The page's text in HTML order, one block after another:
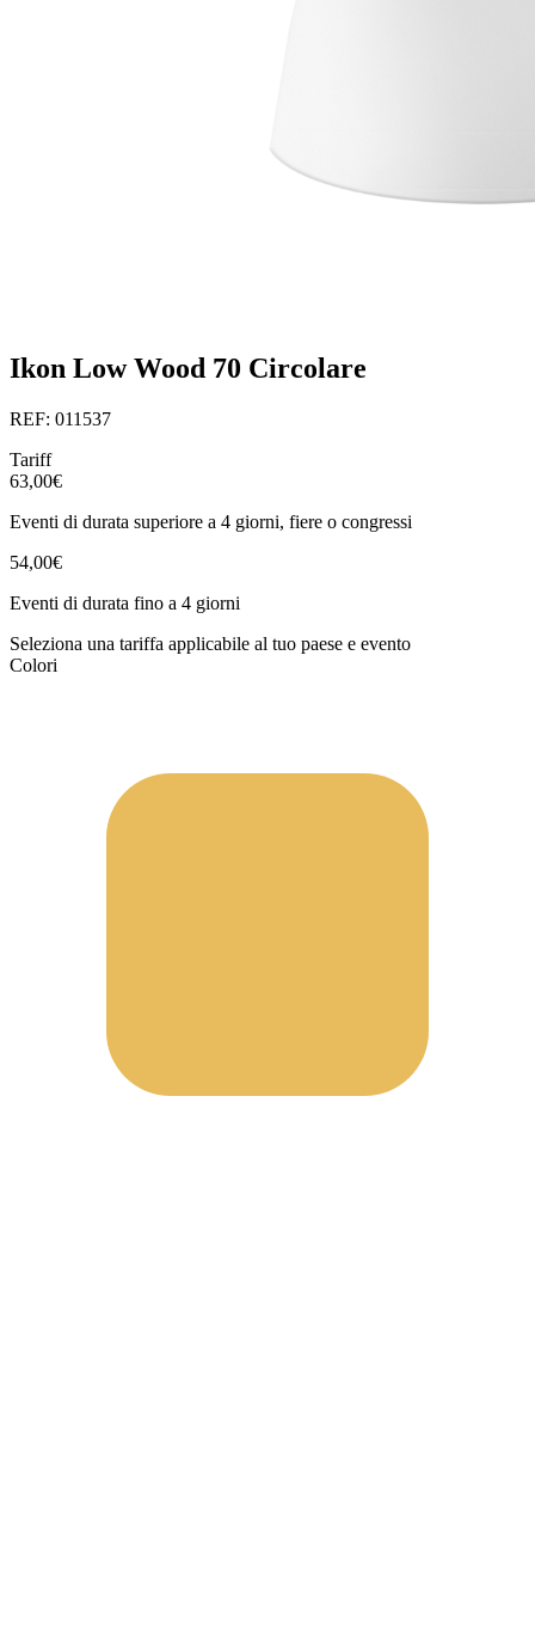
Ikon Low Wood 70 Circolare
REF: 011537
Tariff
63,00€
Eventi di durata superiore a 4 giorni, fiere o congressi
54,00€
Eventi di durata fino a 4 giorni
Seleziona una tariffa applicabile al tuo paese e evento
Colori